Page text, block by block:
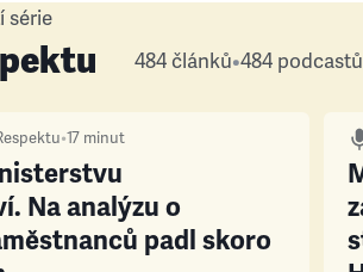
série
484 článků•484 podcastů
•17 minut
Na analýzu o
padl skoro